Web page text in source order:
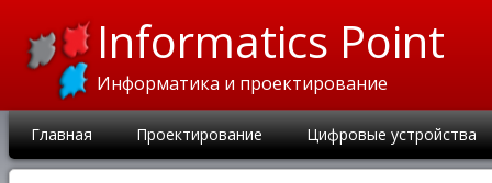
Informatics Point
Информатика и проектирование
Главная Проектирование Цифровые устройства